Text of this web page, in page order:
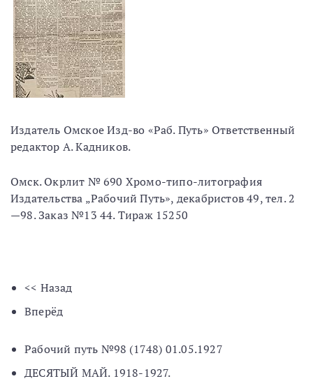
Издатель Омское Изд-во «Раб. Путь» Ответственный
редактор А. Кадников.
Омск. Окрлит № 690 Хромо-типо-литография
Издательствa „Рабочий Путь», декабристов 49, тел. 2
—98. Заказ №13 44. Тираж 15250
<< Назад
Вперёд
Рабочий путь №98 (1748) 01.05.1927
ДЕСЯТЫЙ МАЙ. 1918-1927.